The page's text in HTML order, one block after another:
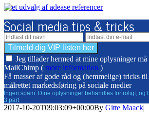
Social media tips & tricks
Jeg tillader hermed at mine oplysninger
MailChimp ( more information )
Få masser af gode råd og (hemmelige) tricks
målrettet markedsføring på sociale medier
Ingen spam. Dine oplysninger behandles fortroligt, og
3.part
2017-10-20T09:03:09+00:00By Gitte Maack|